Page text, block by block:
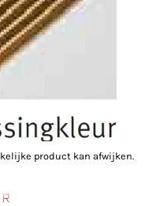
product kan afwijken.